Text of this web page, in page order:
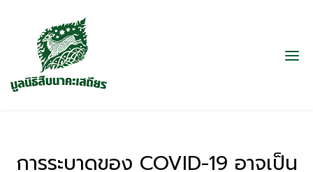
การระบาดของ COVID-19 อาจเป็น